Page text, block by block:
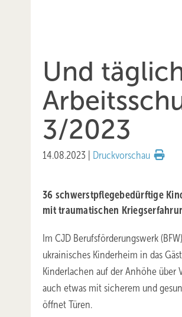
Und
3/2023
14.08.2023 Druckvorschau
36 schwerstpflegebedürftige
mit traumatischen
Im CJD Berufsförderungswerk
ukrainisches Kinderheim in das
Kinderlachen auf der Anhöhe
auch etwas mit sicherem und
öffnet Türen.